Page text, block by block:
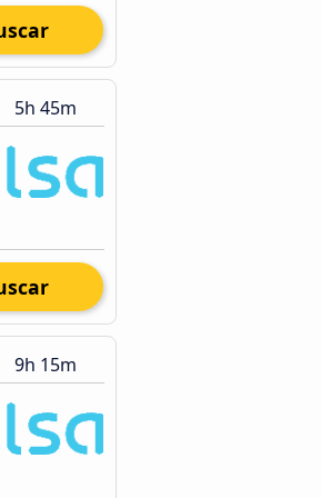
5h 45m
9h 15m